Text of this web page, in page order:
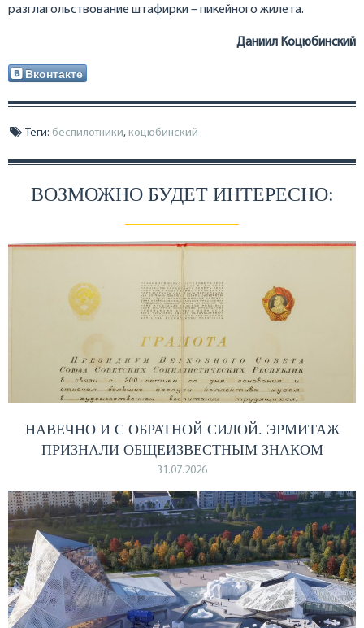
разглагольствование штафирки – пикейного жилета.
Даниил Коцюбинский
Вконтакте
Теги: беспилотники, коцюбинский
ВОЗМОЖНО БУДЕТ ИНТЕРЕСНО:
НАВЕЧНО И С ОБРАТНОЙ СИЛОЙ. ЭРМИТАЖ
ПРИЗНАЛИ ОБЩЕИЗВЕСТНЫМ ЗНАКОМ
31.07.2026